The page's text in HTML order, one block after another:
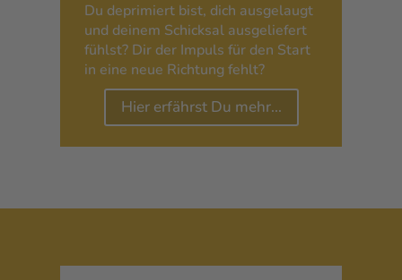
Du deprimiert bist, dich ausgelaugt
und deinem Schicksal ausgeliefert
fühlst? Dir der Impuls für den Start
in eine neue Richtung fehlt?
Hier erfährst Du mehr…